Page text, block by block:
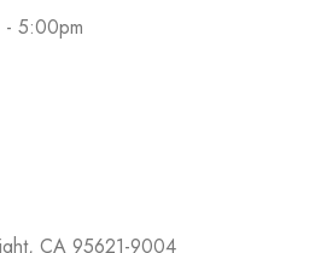
- 5:00pm
CA 95621-9004